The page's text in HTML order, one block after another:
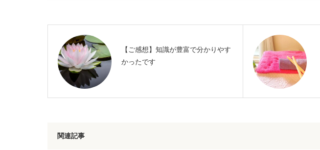
【ご感想】知識が豊富で分かりやす
かったです
関連記事